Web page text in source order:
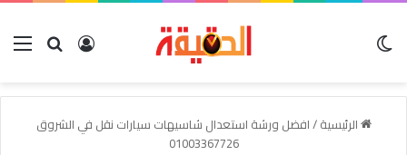
بحث عنتسجيل
الرئيسية/افضل ورشة استعدال شاسيهات سيارات نقل في الشروق
01003367726